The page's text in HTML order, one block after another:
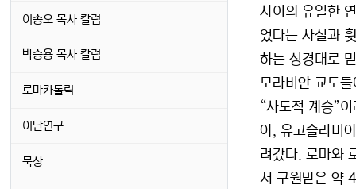
사이의 유일한
었다는 사실과
하는 성경대로
모라비안 교도
“사도적 계승”
아, 유고슬라비
려갔다. 로마와
서 구원받은 약
이송오 목사 칼럼
박승용 목사 칼럼
로마카톨릭
이단연구
묵상